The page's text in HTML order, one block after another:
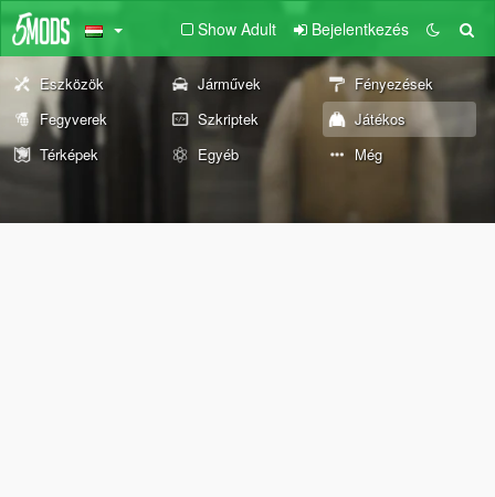
Show Adult Bejelentkezés
Eszközök Járművek
Fényezések
Fegyverek
Szkriptek
Játékos
Térképek
Egyéb Még